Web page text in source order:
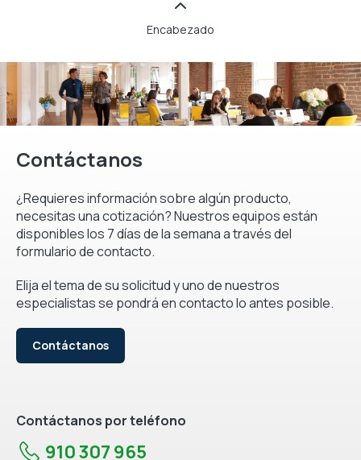
Encabezado
Contáctanos
¿Requieres información sobre algún producto,
necesitas una cotización? Nuestros equipos están
disponibles los 7 días de la semana a través del
formulario de contacto.
Elija el tema de su solicitud y uno de nuestros
especialistas se pondrá en contacto lo antes posible.
Contáctanos
Contáctanos por teléfono
910 307 965